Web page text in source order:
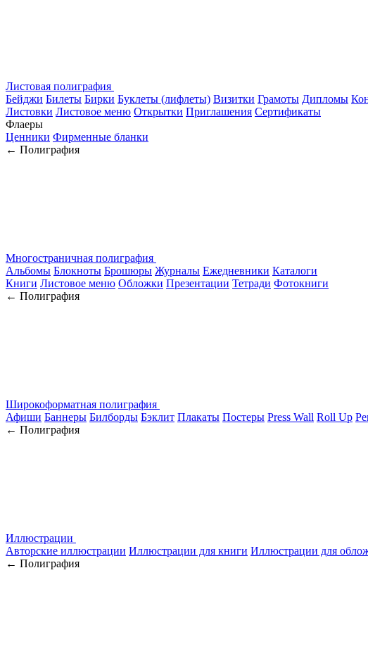
Листовая полиграфия
Бейджи Билеты Бирки Буклеты (лифлеты) Визитки Грамоты Дипломы
Листовки Листовое меню Открытки Приглашения Сертификаты
Флаеры
Ценники Фирменные бланки
← Полиграфия
Многостраничная полиграфия
Альбомы Блокноты Брошюры Журналы Ежедневники Каталоги
Книги Листовое меню Обложки Презентации Тетради Фотокниги
← Полиграфия
Широкоформатная полиграфия
Афиши Баннеры Билборды Бэклит Плакаты Постеры Press Wall Roll Up
← Полиграфия
Иллюстрации
Авторские иллюстрации Иллюстрации для книги Иллюстрации для
← Полиграфия